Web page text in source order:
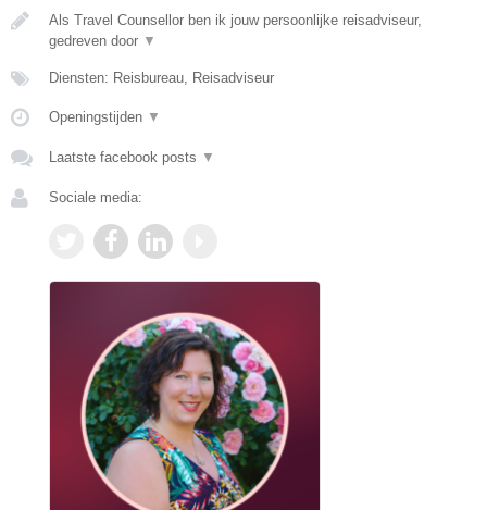
Als Travel Counsellor ben ik jouw persoonlijke reisadviseur,
gedreven door ▼
Diensten: Reisbureau, Reisadviseur
Openingstijden ▼
Laatste facebook posts ▼
Sociale media: